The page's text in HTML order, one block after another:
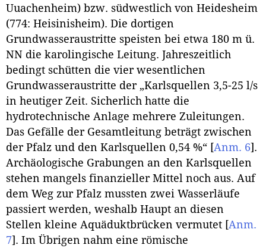
Uuachenheim) bzw. südwestlich von Heidesheim
(774: Heisinisheim). Die dortigen
Grundwasseraustritte speisten bei etwa 180 m ü.
NN die karolingische Leitung. Jahreszeitlich
bedingt schütten die vier wesentlichen
Grundwasseraustritte der „Karlsquellen 3,5-25 l/s
in heutiger Zeit. Sicherlich hatte die
hydrotechnische Anlage mehrere Zuleitungen.
Das Gefälle der Gesamtleitung beträgt zwischen
der Pfalz und den Karlsquellen 0,54 %“ [Anm. 6] .
Archäologische Grabungen an den Karlsquellen
stehen mangels finanzieller Mittel noch aus. Auf
dem Weg zur Pfalz mussten zwei Wasserläufe
passiert werden, weshalb Haupt an diesen
Stellen kleine Aquäduktbrücken vermutet [Anm.
7] . Im Übrigen nahm eine römische